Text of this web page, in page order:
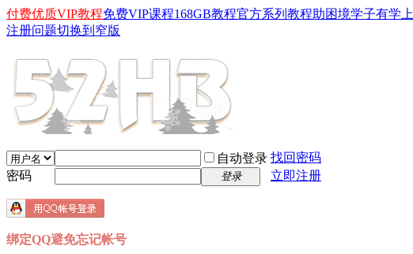
付费优质VIP教程免费VIP课程168GB教程官方系列教程助困境学子有学上
注册问题切换到窄版
自动登录 找回密码
密码
登录 立即注册
绑定QQ避免忘记帐号